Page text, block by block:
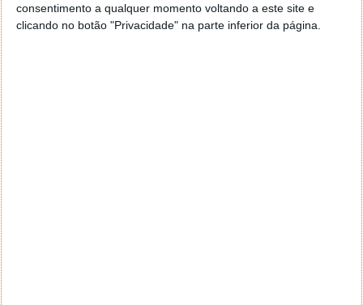
consentimento a qualquer momento voltando a este site e
clicando no botão "Privacidade" na parte inferior da página.
A empresa possui uma vantagem competitiva
significativa face aos fornecedores tradicionais de